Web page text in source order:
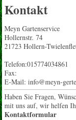
Kontakt
Meyn Gartenservice
Hollernstr. 74
21723 Hollern-
Telefon:015774034861
Fax:
E-Mail: info@meyn-
Haben Sie Fragen,
mit uns auf, wir helfen
Kontaktformular